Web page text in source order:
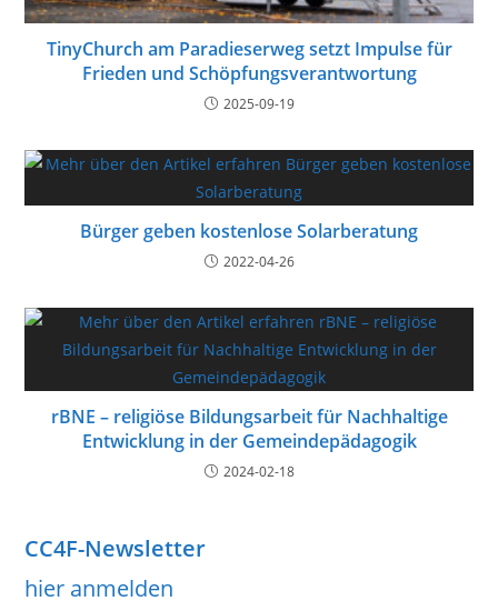
TinyChurch am Paradieserweg setzt Impulse für
Frieden und Schöpfungsverantwortung
2025-09-19
Bürger geben kostenlose Solarberatung
2022-04-26
rBNE – religiöse Bildungsarbeit für Nachhaltige
Entwicklung in der Gemeindepädagogik
2024-02-18
CC4F-Newsletter
hier anmelden